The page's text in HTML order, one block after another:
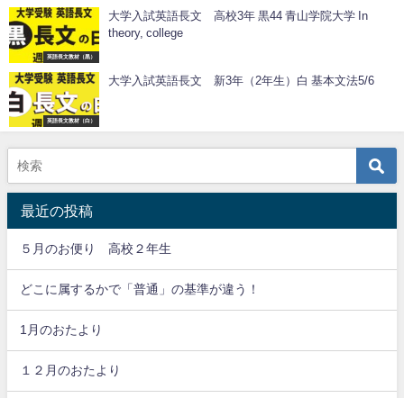
英語長文教材（黒）
大学入試英語長文 高校3年 黒44 青山学院大学 In
theory, college
英語長文教材（白）
大学入試英語長文 新3年（2年生）白 基本文法5/6
最近の投稿
５月のお便り 高校２年生
どこに属するかで「普通」の基準が違う！
1月のおたより
１２月のおたより